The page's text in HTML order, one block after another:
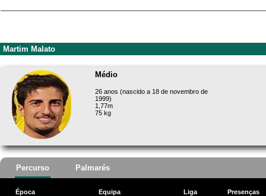
Martim Malato
Médio
26 anos (nascido a 18 de novembro de
1999)
1,77m
75 kg
Percurso Palmarés
Época Equipa Liga Presenças